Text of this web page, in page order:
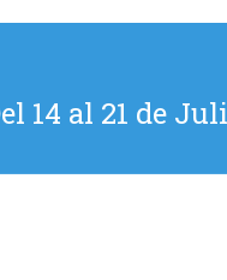
14 al 21 de